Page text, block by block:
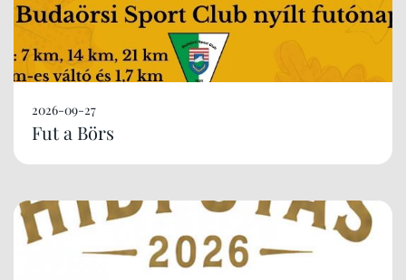
2026-09-27
Fut a Börs